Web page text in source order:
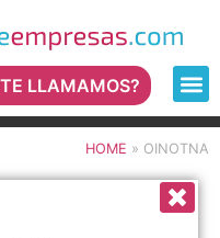
LLAMAMOS?
HOME » OINOTNA